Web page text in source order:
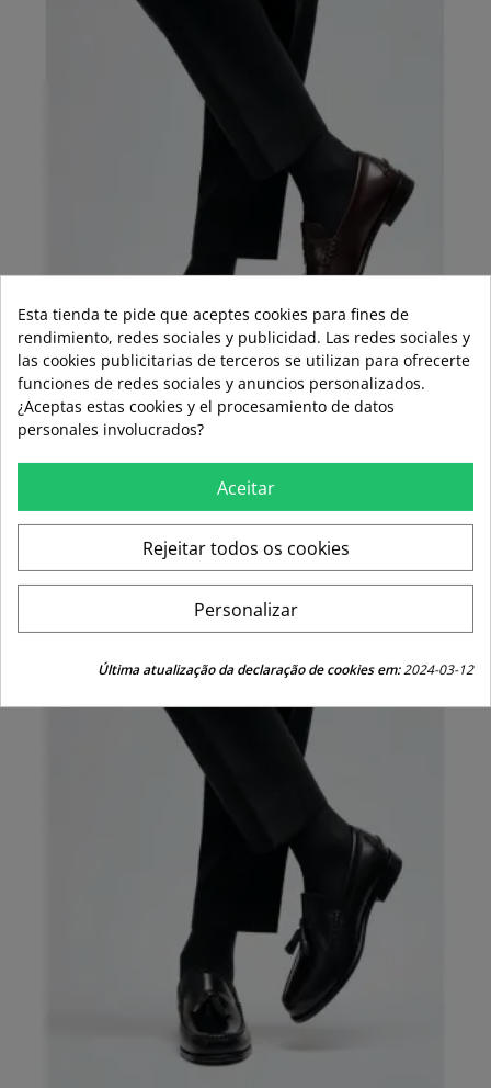
Price
69,95 €
Esta tienda te pide que aceptes cookies para fines de
rendimiento, redes sociales y publicidad. Las redes sociales y
las cookies publicitarias de terceros se utilizan para ofrecerte
funciones de redes sociales y anuncios personalizados.
¿Aceptas estas cookies y el procesamiento de datos
personales involucrados?
Aceitar
Rejeitar todos os cookies
Personalizar
Última atualização da declaração de cookies em:2024-03-12